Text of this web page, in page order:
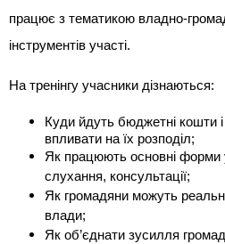
працює з тематикою владно-
інструментів участі.
На тренінгу учасники дізнаються:
Куди йдуть бюджетні кошти
впливати на їх розподіл;
Як працюють основні форми
слухання, консультації;
Як громадяни можуть
влади;
Як об’єднати зусилля